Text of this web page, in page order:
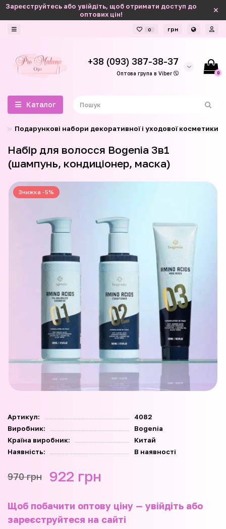
Зареєструйтесь або увійдіть, щоб отримати доступ до
оптових цін!
0 грн
+38 (093) 387-38-37
Оптова група в Viber 0
Каталог
Подарункові набори декоративної і уходової косметики
Набір для волосся Bogenia 3в1
(шампунь, кондиціонер, маска)
Знижка -5%
Артикул:
4082
Виробник:
Bogenia
Країна виробник:
Китай
Наявність:
В наявності
970 грн 922 грн
Щоб побачити оптову ціну — увійдіть або
зареєструйтеся на сайті